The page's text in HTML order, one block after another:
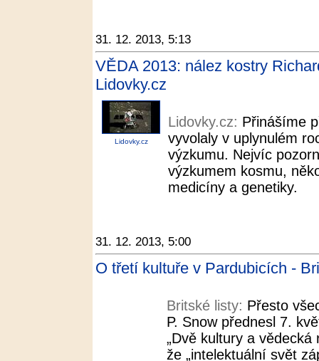
31. 12. 2013, 5:13
VĚDA 2013: nález kostry
Lidovky.cz
Lidovky.cz
Lidovky.cz: Přinášíme
vyvolaly v uplynulém
výzkumu. Nejvíc
výzkumem kosmu,
medicíny a genetiky.
31. 12. 2013, 5:00
O třetí kultuře v Pardubicích -
Britské listy: Přesto
P. Snow přednesl 7.
„Dvě kultury a
že „intelektuální svět